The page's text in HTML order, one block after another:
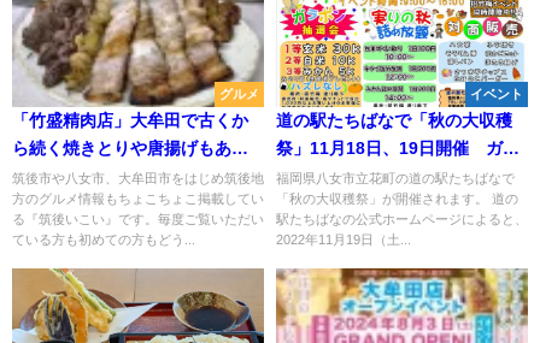
グルメ
「竹盛精肉店」大牟田で古くか
ら続く焼きとりや唐揚げもある
お肉屋さん
筑後市や八女市、大牟田市をはじめ筑後地
方のグルメ情報もちょこちょこ掲載してい
る『筑後いこい』です。毎度ご覧いただい
ている方も初めての方もどう...
イベント
道の駅たちばなで「秋の大収穫
祭」11月18日、19日開催 ガラ
ポン抽選会やキウイ・みかんの
詰め放題など内容盛りだくさ
ん！
福岡県八女市立花町の道の駅たちばなで
「秋の大収穫祭」が開催されます。 道の
駅たちばなの公式ホームページによると、
2022年11月19日（土...